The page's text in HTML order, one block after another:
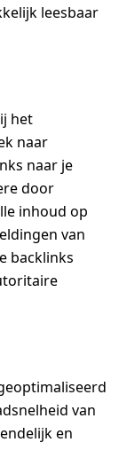
leesbaar
het
naar
naar je
door
inhoud op
van
backlinks
van
en